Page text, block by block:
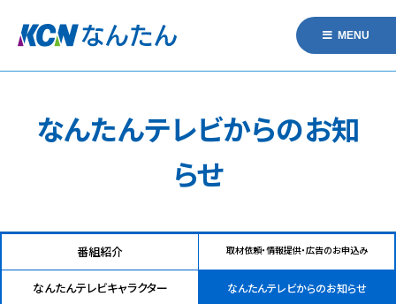
MENU
なんたんテレビからのお知
らせ
番組紹介 取材依頼・情報提供・広告のお申込み
なんたんテレビキャラクター なんたんテレビからのお知らせ